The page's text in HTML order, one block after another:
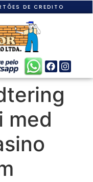
DE CREDITO
med